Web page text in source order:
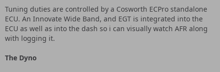
Tuning duties are controlled by a Cosworth ECPro standalone
ECU. An Innovate Wide Band, and EGT is integrated into the
ECU as well as into the dash so i can visually watch AFR along
with logging it.
The Dyno